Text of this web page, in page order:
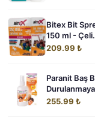
Bitex Bit
150 ml -
209.99 ₺
Paranit Baş
255.99 ₺